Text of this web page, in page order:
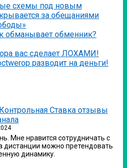
схемы под новым
за обещаниями
обманывает обменник?
вас сделает ЛОХАМИ!
разводит на деньги!
Контрольная Ставка отзывы
Мне нравится сотрудничать с
дистанции можно претендовать
динамику.